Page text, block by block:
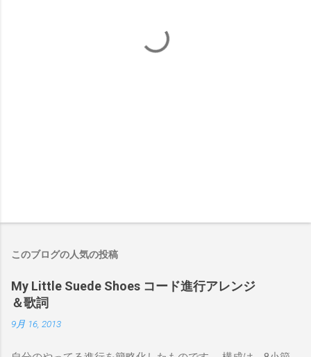
このブログの人気の投稿
My Little Suede Shoes コード進行アレンジ
＆歌詞
9月 16, 2013